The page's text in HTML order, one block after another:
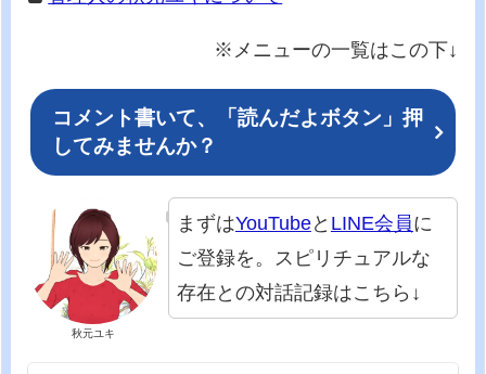
※メニューの一覧はこの下↓
コメント書いて、「読んだよボタン」押
してみませんか？
秋元ユキ
まずはYouTubeと LINE会員に
ご登録を。スピリチュアルな
存在との対話記録はこちら↓